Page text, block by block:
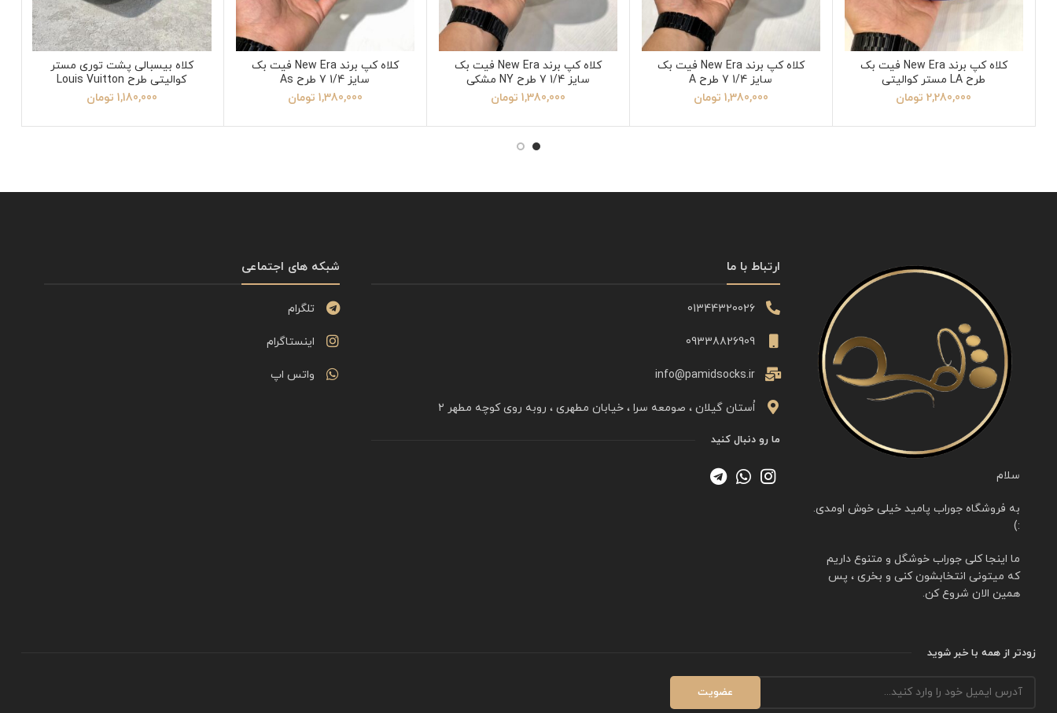
کلاه کپ برند New Era فیت بک
طرح LA مستر کوالیتی
2,280,000 تومان
کلاه کپ برند New Era فیت بک
سایز 1/4 7 طرح A
1,380,000 تومان
کلاه کپ برند New Era فیت بک
سایز 1/4 7 طرح NY مشکی
1,380,000 تومان
کلاه کپ برند New Era فیت بک
سایز 1/4 7 طرح As
1,380,000 تومان
کلاه بیسبالی پشت توری مستر
کوالیتی طرح Louis Vuitton
1,180,000 تومان
سلام
به فروشگاه جوراب پامید خیلی خوش اومدی.
:)
ما اینجا کلی جوراب خوشگل و متنوع داریم
که میتونی انتخابشون کنی و بخری ، پس
همین الان شروع کن.
ارتباط با ما
01344320026
09338826909
info@pamidsocks.ir
اُستان گیلان ، صومعه سرا ، خیابان مطهری ، روبه روی کوچه مطهر ۲
ما رو دنبال کنید
شبکه های اجتماعی
تلگرام
اینستاگرام
واتس اپ
زودتر از همه با خبر شوید